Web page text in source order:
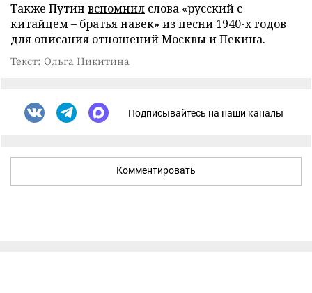
Также Путин вспомнил слова «русский с
китайцем – братья навек» из песни 1940-х годов
для описания отношений Москвы и Пекина.
Текст: Ольга Никитина
Подписывайтесь на наши каналы
Комментировать